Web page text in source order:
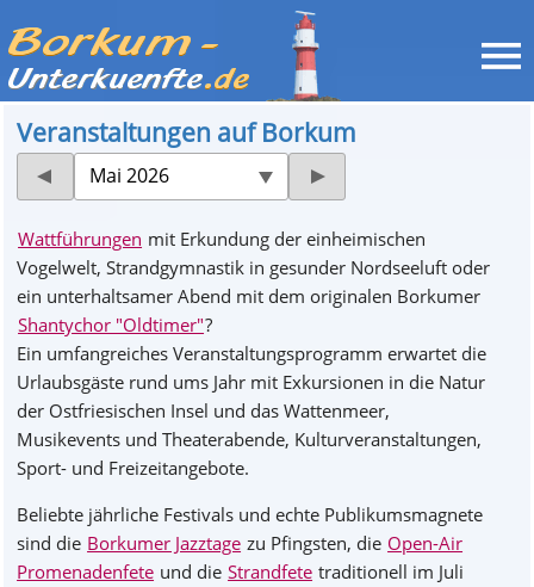
Veranstaltungen auf Borkum
Mai 2026
Wattführungen mit Erkundung der einheimischen
Vogelwelt, Strandgymnastik in gesunder Nordseeluft oder
ein unterhaltsamer Abend mit dem originalen Borkumer
Shantychor "Oldtimer"?
Ein umfangreiches Veranstaltungsprogramm erwartet die
Urlaubsgäste rund ums Jahr mit Exkursionen in die Natur
der Ostfriesischen Insel und das Wattenmeer,
Musikevents und Theaterabende, Kulturveranstaltungen,
Sport- und Freizeitangebote.
Beliebte jährliche Festivals und echte Publikumsmagnete
sind die Borkumer Jazztage zu Pfingsten, die Open-Air
Promenadenfete und die Strandfete traditionell im Juli